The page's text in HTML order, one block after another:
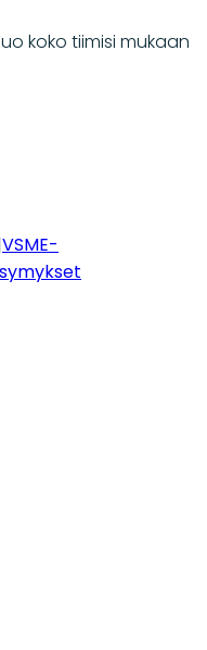
koko tiimisi mukaan
VSME-